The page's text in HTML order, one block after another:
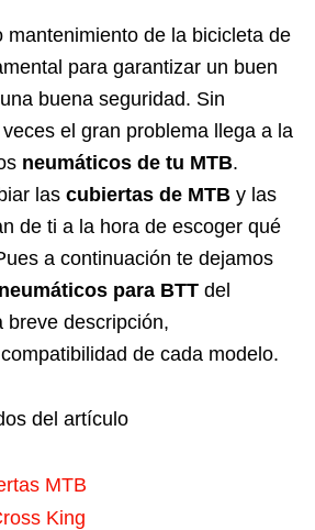
mantenimiento de la bicicleta de
para garantizar un buen
buena seguridad. Sin
el gran problema llega a la
neumáticos de tu MTB.
las cubiertas de MTB y las
de ti a la hora de escoger qué
a continuación te dejamos
para BTT del
breve descripción,
de cada modelo.
del artículo
MTB
King